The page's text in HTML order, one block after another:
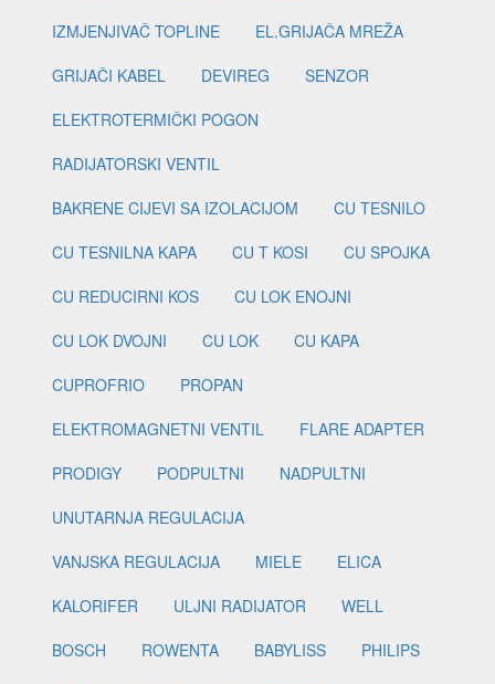
IZMJENJIVAČ TOPLINE
EL.GRIJAČA MREŽA
GRIJAČI KABEL
DEVIREG
SENZOR
ELEKTROTERMIČKI POGON
RADIJATORSKI VENTIL
BAKRENE CIJEVI SA IZOLACIJOM
CU TESNILO
CU TESNILNA KAPA
CU T KOSI
CU SPOJKA
CU REDUCIRNI KOS
CU LOK ENOJNI
CU LOK DVOJNI
CU LOK
CU KAPA
CUPROFRIO
PROPAN
ELEKTROMAGNETNI VENTIL
FLARE ADAPTER
PRODIGY
PODPULTNI
NADPULTNI
UNUTARNJA REGULACIJA
VANJSKA REGULACIJA
MIELE
ELICA
KALORIFER
ULJNI RADIJATOR
WELL
BOSCH
ROWENTA BABYLISS
PHILIPS